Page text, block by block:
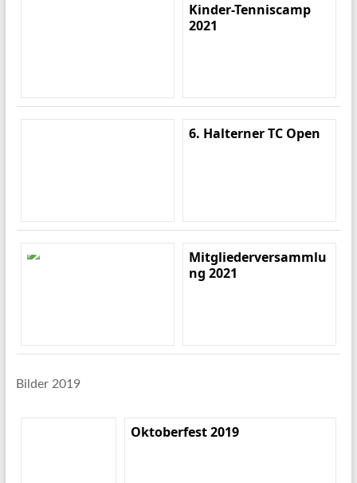
Kinder-Tenniscamp
2021
6. Halterner TC Open
Mitgliederversammlu
ng 2021
Bilder 2019
Oktoberfest 2019